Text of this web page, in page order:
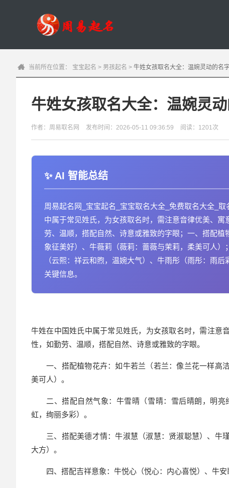
当前所在位置： 宝宝起名 > 男孩起名 > 牛姓女孩取名大全：温婉灵动的名
牛姓女孩取名大全：温婉灵
作者：周易取名网 发布时间：2026-05-11 09:36:59 阅读：1201次
AI 智能总结
周易起名网_宝宝起名_宝宝取名大全_免费取名大全_
中属于常见姓氏，为女孩取名时，需注意音律优美、
劳、温顺，搭配自然、诗意或雅致的字眼；一、搭配
象征美好）、牛薇莉（薇莉：蔷薇与茉莉，柔美可人
（云熙：祥云和煦，温婉大气）、牛雨彤（雨彤：雨
关键信息。
牛姓在中国姓氏中属于常见姓氏，为女孩取名时，需注意
性，如勤劳、温顺，搭配自然、诗意或雅致的字眼。
一、搭配植物花卉：如牛若兰（若兰：像兰花一样高
美可人）。
二、搭配自然气象：牛雪晴（雪晴：雪后晴朗，明
虹，绚丽多彩）。
三、搭配美德才情：牛淑慧（淑慧：贤淑聪慧）、牛
大方）。
四、搭配吉祥意象：牛悦心（悦心：内心喜悦）、牛